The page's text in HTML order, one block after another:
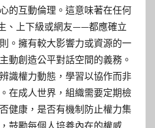
的互動倫理。這意味著在任何
、上下級或網友——都應確立
。擁有較大影響力或資源的一
動創造公平對話空間的義務。
識權力動態，學習以協作而非
在成人世界，組織需要定期檢
健康，是否有機制防止權力集